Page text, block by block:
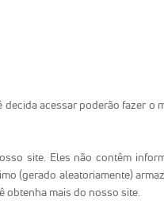
acessar poderão fazer o
site. Eles não contêm
(gerado aleatoriamente)
obtenha mais do nosso site.